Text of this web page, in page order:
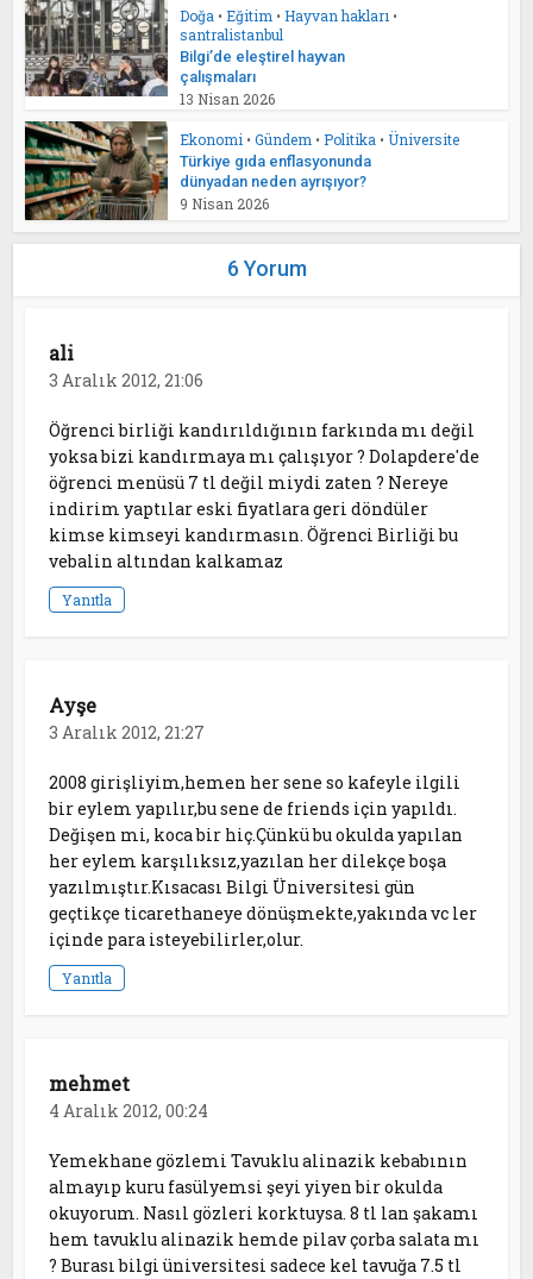
Doğa • Eğitim • Hayvan hakları •
santralistanbul
Bilgi’de eleştirel hayvan
çalışmaları
13 Nisan 2026
Ekonomi • Gündem • Politika • Üniversite
Türkiye gıda enflasyonunda
dünyadan neden ayrışıyor?
9 Nisan 2026
6 Yorum
ali
3 Aralık 2012, 21:06
Öğrenci birliği kandırıldığının farkında mı değil
yoksa bizi kandırmaya mı çalışıyor ? Dolapdere'de
öğrenci menüsü 7 tl değil miydi zaten ? Nereye
indirim yaptılar eski fiyatlara geri döndüler
kimse kimseyi kandırmasın. Öğrenci Birliği bu
vebalin altından kalkamaz
Yanıtla
Ayşe
3 Aralık 2012, 21:27
2008 girişliyim,hemen her sene so kafeyle ilgili
bir eylem yapılır,bu sene de friends için yapıldı.
Değişen mi, koca bir hiç.Çünkü bu okulda yapılan
her eylem karşılıksız,yazılan her dilekçe boşa
yazılmıştır.Kısacası Bilgi Üniversitesi gün
geçtikçe ticarethaneye dönüşmekte,yakında vc ler
içinde para isteyebilirler,olur.
Yanıtla
mehmet
4 Aralık 2012, 00:24
Yemekhane gözlemi Tavuklu alinazik kebabının
almayıp kuru fasülyemsi şeyi yiyen bir okulda
okuyorum. Nasıl gözleri korktuysa. 8 tl lan şakamı
hem tavuklu alinazik hemde pilav çorba salata mı
? Burası bilgi üniversitesi sadece kel tavuğa 7.5 tl